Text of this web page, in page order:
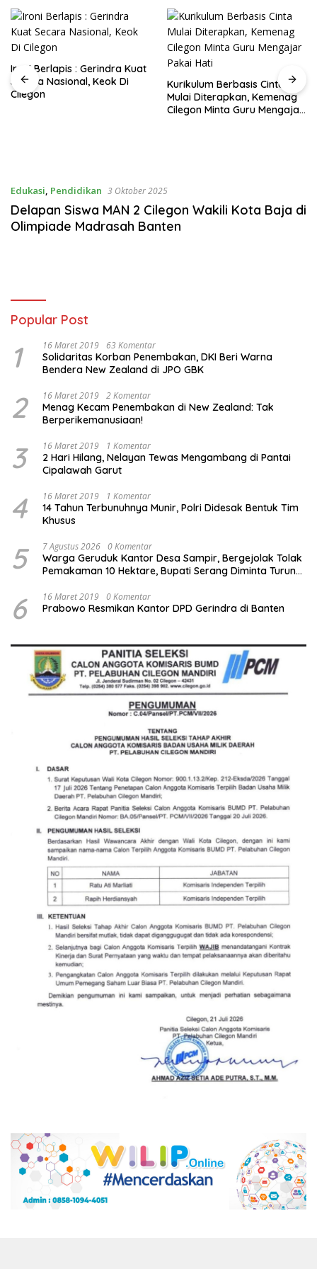
Ironi Berlapis : Gerindra Kuat
Secara Nasional, Keok Di
Cilegon
Kurikulum Berbasis Cinta
Mulai Diterapkan, Kemenag
Cilegon Minta Guru Mengajar
Edukasi, Pendidikan 3 Oktober 2025
Delapan Siswa MAN 2 Cilegon Wakili Kota Baja di
Olimpiade Madrasah Banten
Popular Post
1 16 Maret 2019 63 Komentar
Solidaritas Korban Penembakan, DKI Beri Warna
Bendera New Zealand di JPO GBK
2 16 Maret 2019 2 Komentar
Menag Kecam Penembakan di New Zealand: Tak
Berperikemanusiaan!
3 16 Maret 2019 1 Komentar
2 Hari Hilang, Nelayan Tewas Mengambang di Pantai
Cipalawah Garut
4 16 Maret 2019 1 Komentar
14 Tahun Terbunuhnya Munir, Polri Didesak Bentuk Tim
Khusus
5 7 Agustus 2026 0 Komentar
Warga Geruduk Kantor Desa Sampir, Bergejolak Tolak
Pemakaman 10 Hektare, Bupati Serang Diminta Turun
6 16 Maret 2019 0 Komentar
Prabowo Resmikan Kantor DPD Gerindra di Banten